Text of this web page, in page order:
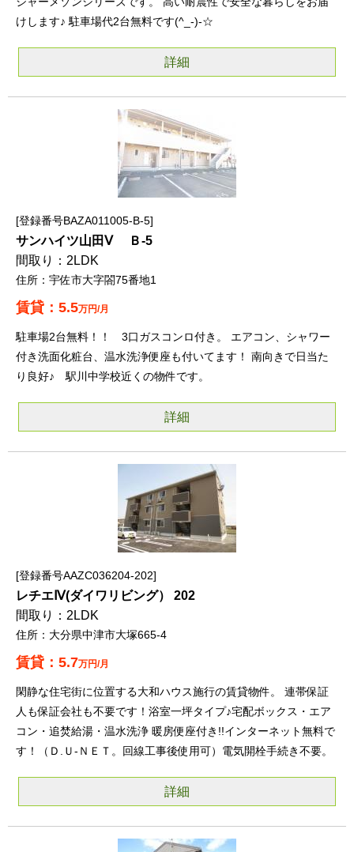
けします♪ 駐車場代2台無料です(^_-)-☆
詳細
登録番号BAZA011005-B-5
サンハイツ山田Ⅴ Ｂ-5
2LDK
宇佐市大字閤75番地1
5.5万円/月
駐車場2台無料！！ 3口ガスコンロ付き。 エアコン、シャワー
付き洗面化粧台、温水洗浄便座も付いてます！ 南向きで日当た
り良好♪ 駅川中学校近くの物件です。
詳細
登録番号AAZC036204-202
レチエⅣ(ダイワリビング） 202
2LDK
大分県中津市大塚665-4
5.7万円/月
閑静な住宅街に位置する大和ハウス施行の賃貸物件。 連帯保証
人も保証会社も不要です！浴室一坪タイプ♪宅配ボックス・エア
コン・追焚給湯・温水洗浄 暖房便座付き!!インターネット無料で
す！（Ｄ.Ｕ-ＮＥＴ。回線工事後使用可）電気開栓手続き不要。
詳細